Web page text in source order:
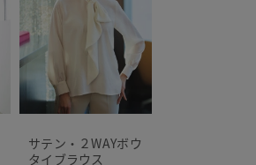
サテン・２WAYボウ
タイブラウス